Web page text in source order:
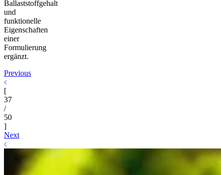
Ballaststoffgehalt
und
funktionelle
Eigenschaften
einer
Formulierung
ergänzt.
Previous
[
37
/
50
]
Next